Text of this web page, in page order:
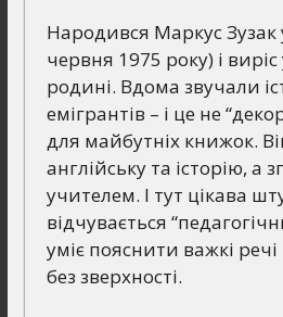
Народився Маркус Зузак
червня 1975 року) і виріс
родині. Вдома звучали
емігрантів – і це не
для майбутніх книжок.
англійську та історію, а
учителем. І тут цікава
відчувається
уміє пояснити важкі
без зверхності.